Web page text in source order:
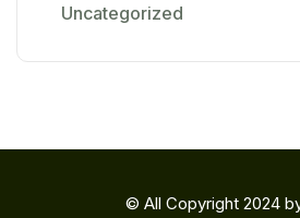
Uncategorized
© All Copyright 2024